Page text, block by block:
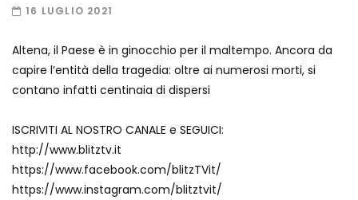
Record di baci in 30 secondi
Due navi USA si scontrano in mare
16 LUGLIO 2021
Altena, il Paese è in ginocchio per il maltempo. Ancora da
capire l’entità della tragedia: oltre ai numerosi morti, si
contano infatti centinaia di dispersi
ISCRIVITI AL NOSTRO CANALE e SEGUICI:
http://www.blitztv.it
https://www.facebook.com/blitzTVit/
https://www.instagram.com/blitztvit/